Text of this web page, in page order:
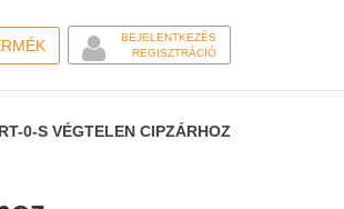
BEJELENTKEZÉS
REGISZTRÁCIÓ
0-S VÉGTELEN CIPZÁRHOZ